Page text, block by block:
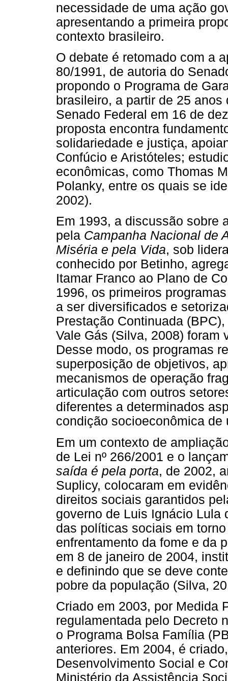
necessidade de uma ação
apresentando a primeira
contexto brasileiro.
O debate é retomado com a
80/1991, de autoria do
propondo o Programa de
brasileiro, a partir de 25
Senado Federal em 16 de
proposta encontra
solidariedade e justiça,
Confúcio e Aristóteles;
econômicas, como Thomas
Polanky, entre os quais se
2002).
Em 1993, a discussão sobre
pela Campanha Nacional de
Miséria e pela Vida, sob
conhecido por Betinho,
Itamar Franco ao Plano de
1996, os primeiros
a ser diversificados e
Prestação Continuada
Vale Gás (Silva, 2008) foram
Desse modo, os programas
superposição de objetivos,
mecanismos de operação
articulação com outros
diferentes a determinados
condição socioeconômica de
Em um contexto de
de Lei nº 266/2001 e o
saída é pela porta, de 2002,
Suplicy, colocaram em
direitos sociais garantidos
governo de Luis Ignácio Lula
das políticas sociais em
enfrentamento da fome e da
em 8 de janeiro de 2004,
e definindo que se deve
pobre da população (Silva,
Criado em 2003, por Medida
regulamentada pelo Decreto
o Programa Bolsa Família
anteriores. Em 2004, é
Desenvolvimento Social e
Ministério da Assistência